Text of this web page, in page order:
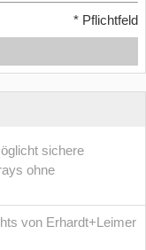
* Pflichtfeld
sichere
ohne
von Erhardt+Leimer